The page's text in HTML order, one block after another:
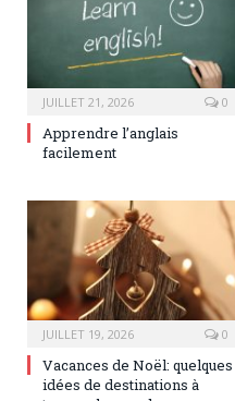
JUILLET 21, 2026 0
Apprendre l’anglais
facilement
JUILLET 19, 2026 0
Vacances de Noël: quelques
idées de destinations à